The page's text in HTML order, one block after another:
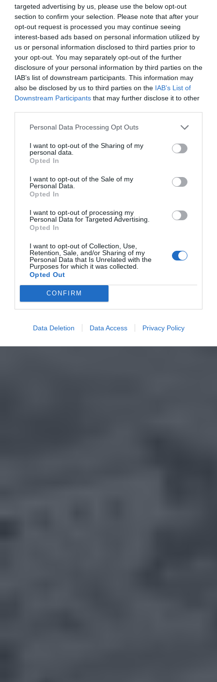
targeted advertising by us, please use the below opt-out
section to confirm your selection. Please note that after your
opt-out request is processed you may continue seeing
interest-based ads based on personal information utilized by
us or personal information disclosed to third parties prior to
your opt-out. You may separately opt-out of the further
disclosure of your personal information by third parties on the
IAB’s list of downstream participants. This information may
also be disclosed by us to third parties on the IAB’s List of
Downstream Participants that may further disclose it to other
Personal Data Processing Opt Outs
I want to opt-out of the Sharing of my
personal data.
Opted In
I want to opt-out of the Sale of my
Personal Data.
Opted In
I want to opt-out of processing my
Personal Data for Targeted Advertising.
Opted In
I want to opt-out of Collection, Use,
Retention, Sale, and/or Sharing of my
Personal Data that Is Unrelated with the
Purposes for which it was collected.
Opted Out
CONFIRM
Data Deletion Data Access Privacy Policy